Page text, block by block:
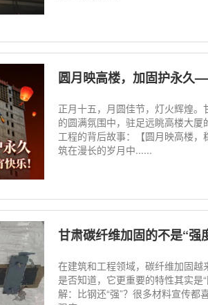
圆月映高楼，加固护永久
正月十五，月圆佳节，灯火辉煌
的圆满氛围中，驻足远眺高楼大
工程的背后故事：【圆月映高楼
筑在漫长的岁月中......
甘肃碳纤维加固的不是“强
在建筑和工程领域，碳纤维加固越
是否知道，它更重要的特性其实是
解：比钢还“强”？很多材料宣传都